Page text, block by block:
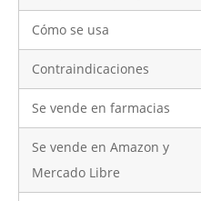
Cómo se usa
Contraindicaciones
Se vende en farmacias
Se vende en Amazon y
Mercado Libre